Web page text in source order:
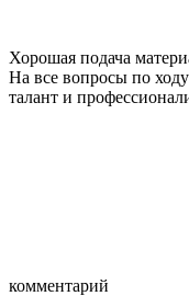
Хорошая подача
На все вопросы по
талант и
комментарий